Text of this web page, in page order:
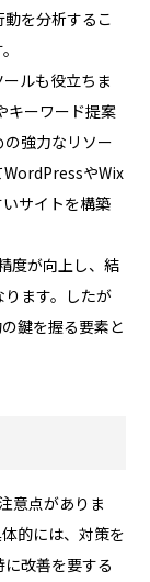
を分析するこ
ルも役立ちま
キーワード提案
強力なリソー
WordPressやWix
サイトを構築
度が向上し、結
ます。したが
鍵を握る要素と
意点がありま
的には、対策を
改善を要する